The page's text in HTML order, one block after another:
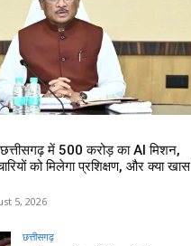
में 500 करोड़ का AI मिशन,
को मिलेगा प्रशिक्षण, और क्या खास
5, 2026
छत्तीसगढ़